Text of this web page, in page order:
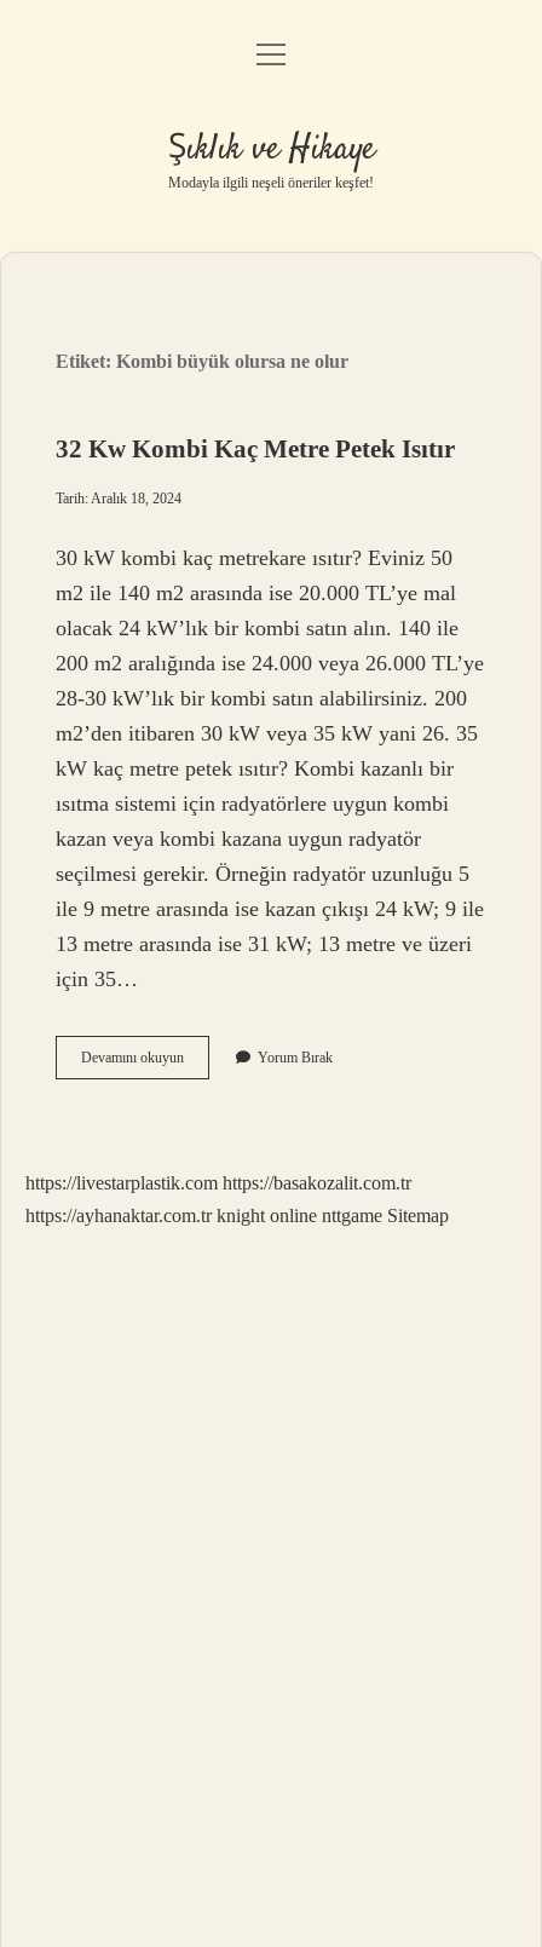
Gizlilik Politikası
Yasal Uyarı
menüyü
Şıklık ve Hikaye
Modayla ilgili neşeli öneriler keşfet!
Etiket:Kombi büyük olursa ne olur
32 Kw Kombi Kaç Metre Petek Isıtır
Tarih: Aralık 18, 2024
30 kW kombi kaç metrekare ısıtır? Eviniz 50
m2 ile 140 m2 arasında ise 20.000 TL’ye mal
olacak 24 kW’lık bir kombi satın alın. 140 ile
200 m2 aralığında ise 24.000 veya 26.000 TL’ye
28-30 kW’lık bir kombi satın alabilirsiniz. 200
m2’den itibaren 30 kW veya 35 kW yani 26. 35
kW kaç metre petek ısıtır? Kombi kazanlı bir
ısıtma sistemi için radyatörlere uygun kombi
kazan veya kombi kazana uygun radyatör
seçilmesi gerekir. Örneğin radyatör uzunluğu 5
ile 9 metre arasında ise kazan çıkışı 24 kW; 9 ile
13 metre arasında ise 31 kW; 13 metre ve üzeri
için 35…
Devamını okuyun32
Kw
Isıtır
Yorum Bırak
https://livestarplastik.com https://basakozalit.com.tr
https://ayhanaktar.com.tr knight online nttgame Sitemap